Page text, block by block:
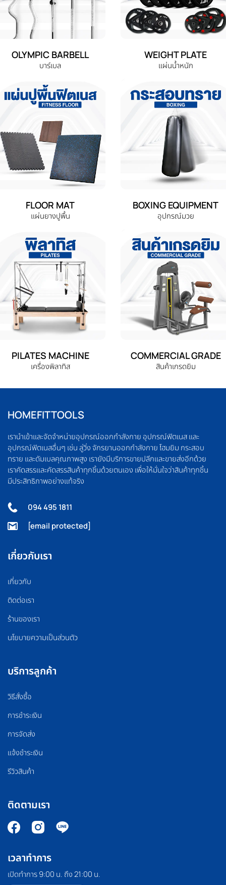
OLYMPIC BARBELL
บาร์เบล
WEIGHT PLATE
แผ่นน้ำหนัก
FLOOR MAT
แผ่นยางปูพื้น
BOXING EQUIPMENT
อุปกรณ์มวย
PILATES MACHINE
เครื่องพิลาทิส
COMMERCIAL GRADE
สินค้าเกรดยิม
HOMEFITTOOLS
เรานำเข้าและจัดจำหน่ายอุปกรณ์ออกกำลังกาย อุปกรณ์ฟิตเนส และ
อุปกรณ์ฟิตเนสอื่นๆ เช่น ลู่วิ่ง จักรยานออกกำลังกาย โฮมยิม กระสอบ
ทราย และดัมเบลคุณภาพสูง เรายังมีบริการขายปลีกและขายส่งอีกด้วย
เราคัดสรรและคัดสรรสินค้าทุกชิ้นด้วยตนเอง เพื่อให้มั่นใจว่าสินค้าทุกชิ้น
มีประสิทธิภาพอย่างแท้จริง
094 495 1811
[email protected]
เกี่ยวกับเรา
เกี่ยวกับ
ติดต่อเรา
ร้านของเรา
นโยบายความเป็นส่วนตัว
บริการลูกค้า
วิธีสั่งซื้อ
การชำระเงิน
การจัดส่ง
แจ้งชำระเงิน
รีวิวสินค้า
ติดตามเรา
เวลาทำการ
เปิดทำการ 9:00 น. ถึง 21:00 น.